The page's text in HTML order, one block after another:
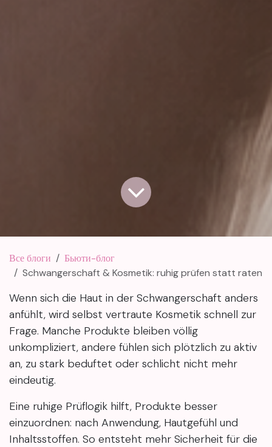
Все блоги
Бьюти-блог
Schwangerschaft & Kosmetik: ruhig prüfen statt raten
Wenn sich die Haut in der Schwangerschaft anders
anfühlt, wird selbst vertraute Kosmetik schnell zur
Frage. Manche Produkte bleiben völlig
unkompliziert, andere fühlen sich plötzlich zu aktiv
an, zu stark beduftet oder schlicht nicht mehr
eindeutig.
Eine ruhige Prüflogik hilft, Produkte besser
einzuordnen: nach Anwendung, Hautgefühl und
Inhaltsstoffen. So entsteht mehr Sicherheit für die